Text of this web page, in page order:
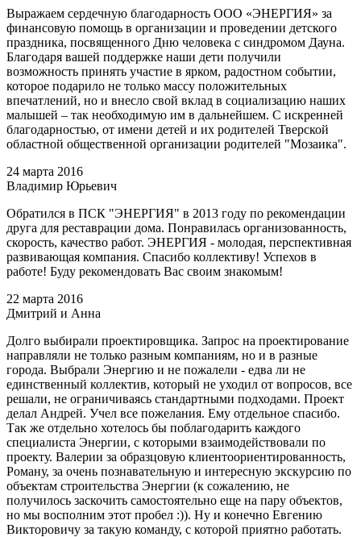
Выражаем сердечную благодарность ООО «ЭНЕРГИЯ» за
финансовую помощь в организации и проведении детского
праздника, посвященного Дню человека с синдромом Дауна.
Благодаря вашей поддержке наши дети получили
возможность принять участие в ярком, радостном событии,
которое подарило не только массу положительных
впечатлений, но и внесло свой вклад в социализацию наших
малышей – так необходимую им в дальнейшем. С искренней
благодарностью, от имени детей и их родителей Тверской
областной общественной организации родителей "Мозаика".
24 марта 2016
Владимир Юрьевич
Обратился в ПСК "ЭНЕРГИЯ" в 2013 году по рекомендации
друга для реставрации дома. Понравилась организованность,
скорость, качество работ. ЭНЕРГИЯ - молодая, перспективная
развивающая компания. Спасибо коллективу! Успехов в
работе! Буду рекомендовать Вас своим знакомым!
22 марта 2016
Дмитрий и Анна
Долго выбирали проектировщика. Запрос на проектирование
направляли не только разным компаниям, но и в разные
города. Выбрали Энергию и не пожалели - едва ли не
единственный коллектив, который не уходил от вопросов, все
решали, не ограничиваясь стандартными подходами. Проект
делал Андрей. Учел все пожелания. Ему отдельное спасибо.
Так же отдельно хотелось бы поблагодарить каждого
специалиста Энергии, с которыми взаимодействовали по
проекту. Валерии за образцовую клиентоориентированность,
Роману, за очень познавательную и интересную экскурсию по
объектам строительства Энергии (к сожалению, не
получилось заскочить самостоятельно еще на пару объектов,
но мы восполним этот пробел :)). Ну и конечно Евгению
Викторовичу за такую команду, с которой приятно работать.